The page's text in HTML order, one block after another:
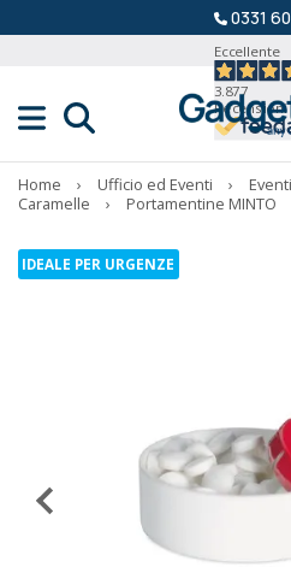
0331
Eccellente
3.877
Recensioni
Home › Ufficio ed Eventi ›
Caramelle
› Portamentine MINTO
IDEALE PER URGENZE